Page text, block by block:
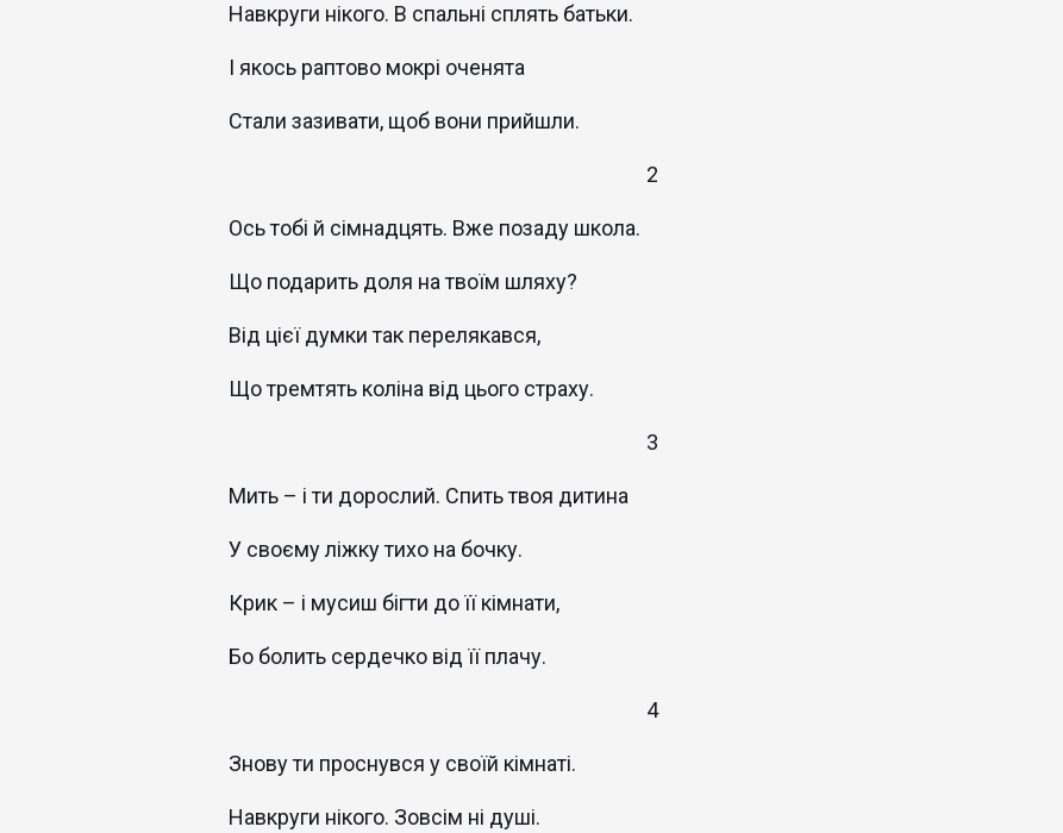
Навкруги нікого. В спальні сплять батьки.
І якось раптово мокрі оченята
Стали зазивати, щоб вони прийшли.
2
Ось тобі й сімнадцять. Вже позаду школа.
Що подарить доля на твоїм шляху?
Від цієї думки так перелякався,
Що тремтять коліна від цього страху.
3
Мить – і ти дорослий. Спить твоя дитина
У своєму ліжку тихо на бочку.
Крик – і мусиш бігти до її кімнати,
Бо болить сердечко від її плачу.
4
Знову ти проснувся у своїй кімнаті.
Навкруги нікого. Зовсім ні душі.